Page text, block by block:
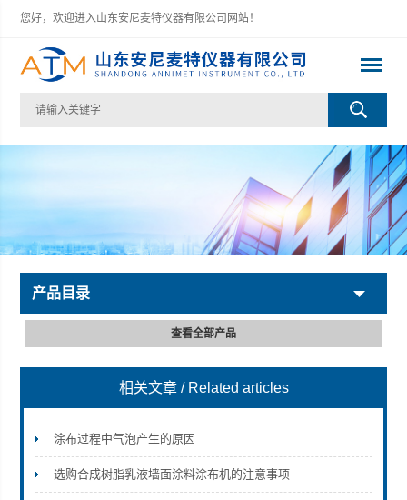
您好，欢迎进入山东安尼麦特仪器有限公司网站！
山东安尼麦特仪器有限公司
产品目录
查看全部产品
相关文章 / Related articles
涂布过程中气泡产生的原因
选购合成树脂乳液墙面涂料涂布机的注意事项